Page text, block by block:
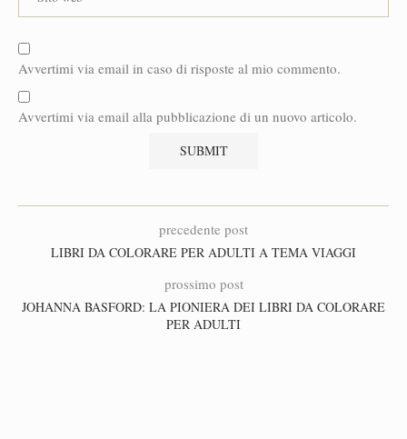
Avvertimi via email in caso di risposte al mio commento.
Avvertimi via email alla pubblicazione di un nuovo articolo.
precedente post
LIBRI DA COLORARE PER ADULTI A TEMA VIAGGI
prossimo post
JOHANNA BASFORD: LA PIONIERA DEI LIBRI DA COLORARE
PER ADULTI